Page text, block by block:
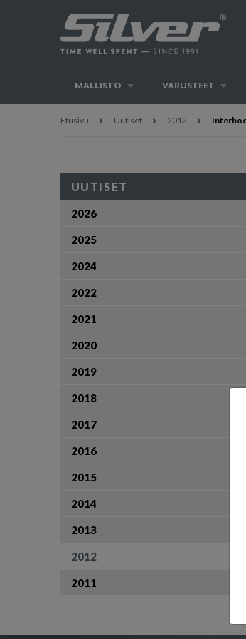
MALLISTO VARUSTEET
Etusivu Uutiset 2012
UUTISET
2026
2025
2024
2022
2021
2020
2019
2018
2017
2016
2015
2014
2013
2012
2011